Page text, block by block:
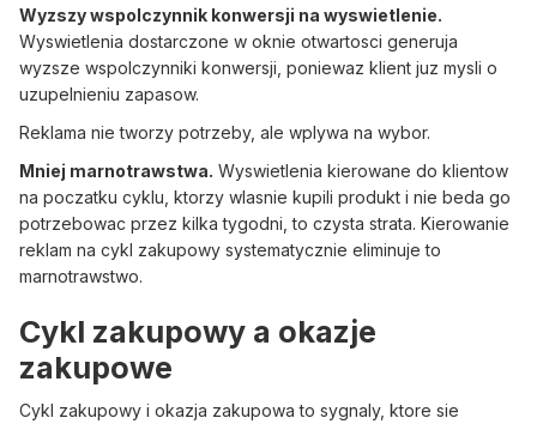
Wyzszy wspolczynnik konwersji na wyswietlenie.
Wyswietlenia dostarczone w oknie otwartosci generuja
wyzsze wspolczynniki konwersji, poniewaz klient juz mysli o
uzupelnieniu zapasow.
Reklama nie tworzy potrzeby, ale wplywa na wybor.
Mniej marnotrawstwa. Wyswietlenia kierowane do klientow
na poczatku cyklu, ktorzy wlasnie kupili produkt i nie beda go
potrzebowac przez kilka tygodni, to czysta strata. Kierowanie
reklam na cykl zakupowy systematycznie eliminuje to
marnotrawstwo.
Cykl zakupowy a okazje
zakupowe
Cykl zakupowy i okazja zakupowa to sygnaly, ktore sie